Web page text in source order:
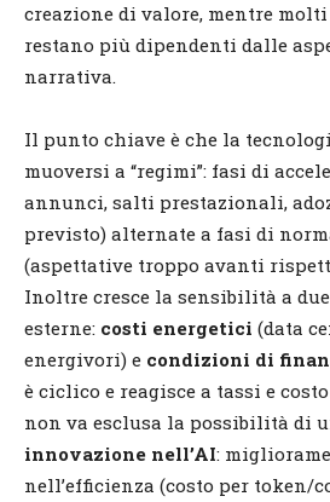
creazione di valore, mentre
restano più dipendenti dalle
narrativa.
Il punto chiave è che la
muoversi a “regimi”: fasi di
annunci, salti prestazionali,
previsto) alternate a fasi di
(aspettative troppo avanti
Inoltre cresce la sensibilità a
esterne: costi energetici (data
energivori) e condizioni di
è ciclico e reagisce a tassi e
non va esclusa la possibilità di
innovazione nell’AI:
nell’efficienza (costo per token/